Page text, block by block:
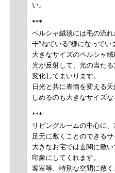
い。
***
ペルシャ絨毯には毛の流
干”ねている”様になってい
大きなサイズのペルシャ
光が反射して、光の当た
変化してまいります。
日光と共に表情を変える
しめるのも大きなサイズな
***
リビングルームの中心に
足元に敷くことのできるサ
大きなお宅では玄関に敷
印象にしてくれます。
客室等、特別な空間に敷